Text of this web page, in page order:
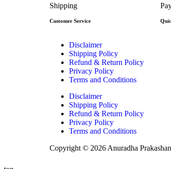
Shipping
Customer Service
Disclaimer
Shipping Policy
Refund & Return Policy
Privacy Policy
Terms and Conditions
Disclaimer
Shipping Policy
Refund & Return Policy
Privacy Policy
Terms and Conditions
Copyright © 2026 Anuradha